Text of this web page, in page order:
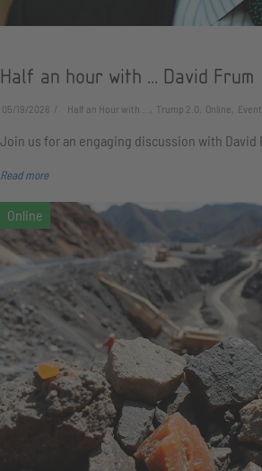
Half an hour with ... David Frum
05/19/2026 Half an Hour with ..., Trump 2.0, Online,
Join us for an engaging discussion with David
Read more